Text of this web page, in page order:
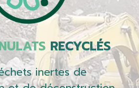
RECYCLÉS
inertes de